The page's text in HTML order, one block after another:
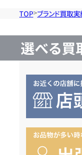
TOP ブランド買取
選べる買